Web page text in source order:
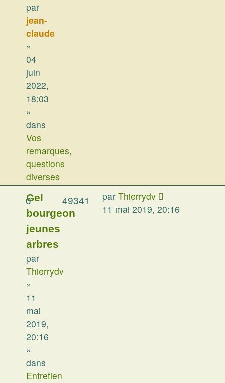
par
jean-
claude
»
04
juin
2022,
18:03
»
dans
Vos
remarques,
questions
diverses
Gel
bourgeon
jeunes
arbres
par
Thierrydv
»
11
mai
2019,
20:16
»
dans
Entretien
0 49341 par Thierrydv
11 mai 2019, 20:16